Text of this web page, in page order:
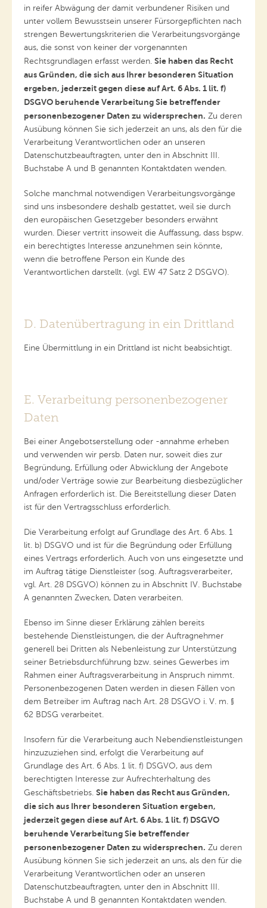
in reifer Abwägung der damit verbundener Risiken und
unter vollem Bewusstsein unserer Fürsorgepflichten nach
strengen Bewertungskriterien die Verarbeitungsvorgänge
aus, die sonst von keiner der vorgenannten
Rechtsgrundlagen erfasst werden. Sie haben das Recht
aus Gründen, die sich aus Ihrer besonderen Situation
ergeben, jederzeit gegen diese auf Art. 6 Abs. 1 lit. f)
DSGVO beruhende Verarbeitung Sie betreffender
personenbezogener Daten zu widersprechen. Zu deren
Ausübung können Sie sich jederzeit an uns, als den für die
Verarbeitung Verantwortlichen oder an unseren
Datenschutzbeauftragten, unter den in Abschnitt III.
Buchstabe A und B genannten Kontaktdaten wenden.
Solche manchmal notwendigen Verarbeitungsvorgänge
sind uns insbesondere deshalb gestattet, weil sie durch
den europäischen Gesetzgeber besonders erwähnt
wurden. Dieser vertritt insoweit die Auffassung, dass bspw.
ein berechtigtes Interesse anzunehmen sein könnte,
wenn die betroffene Person ein Kunde des
Verantwortlichen darstellt. (vgl. EW 47 Satz 2 DSGVO).
D. Datenübertragung in ein Drittland
Eine Übermittlung in ein Drittland ist nicht beabsichtigt.
E. Verarbeitung personenbezogener
Daten
Bei einer Angebotserstellung oder -annahme erheben
und verwenden wir persb. Daten nur, soweit dies zur
Begründung, Erfüllung oder Abwicklung der Angebote
und/oder Verträge sowie zur Bearbeitung diesbezüglicher
Anfragen erforderlich ist. Die Bereitstellung dieser Daten
ist für den Vertragsschluss erforderlich.
Die Verarbeitung erfolgt auf Grundlage des Art. 6 Abs. 1
lit. b) DSGVO und ist für die Begründung oder Erfüllung
eines Vertrags erforderlich. Auch von uns eingesetzte und
im Auftrag tätige Dienstleister (sog. Auftragsverarbeiter,
vgl. Art. 28 DSGVO) können zu in Abschnitt IV. Buchstabe
A genannten Zwecken, Daten verarbeiten.
Ebenso im Sinne dieser Erklärung zählen bereits
bestehende Dienstleistungen, die der Auftragnehmer
generell bei Dritten als Nebenleistung zur Unterstützung
seiner Betriebsdurchführung bzw. seines Gewerbes im
Rahmen einer Auftragsverarbeitung in Anspruch nimmt.
Personenbezogenen Daten werden in diesen Fällen von
dem Betreiber im Auftrag nach Art. 28 DSGVO i. V. m. §
62 BDSG verarbeitet.
Insofern für die Verarbeitung auch Nebendienstleistungen
hinzuzuziehen sind, erfolgt die Verarbeitung auf
Grundlage des Art. 6 Abs. 1 lit. f) DSGVO, aus dem
berechtigten Interesse zur Aufrechterhaltung des
Geschäftsbetriebs. Sie haben das Recht aus Gründen,
die sich aus Ihrer besonderen Situation ergeben,
jederzeit gegen diese auf Art. 6 Abs. 1 lit. f) DSGVO
beruhende Verarbeitung Sie betreffender
personenbezogener Daten zu widersprechen. Zu deren
Ausübung können Sie sich jederzeit an uns, als den für die
Verarbeitung Verantwortlichen oder an unseren
Datenschutzbeauftragten, unter den in Abschnitt III.
Buchstabe A und B genannten Kontaktdaten wenden.